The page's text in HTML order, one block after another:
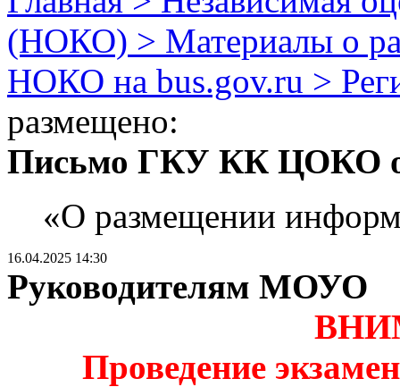
(НОКО) > Материалы о
НОКО на bus.gov.ru >
размещено:
Письмо ГКУ КК ЦОКО
«О размещении
16.04.2025 14:30
Руководителям МОУО
Проведение